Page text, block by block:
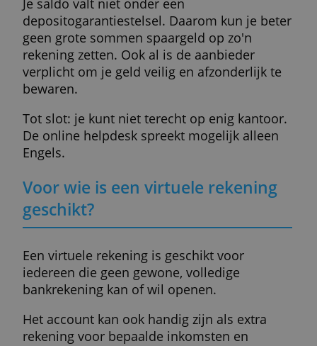
krediethistorie gekeken.
Sommige aanbieders hebben lage kosten
voor het omrekenen naar een andere
Dat maakt zo'n rekening interessant voor
eurozone.
Wat zijn de nadelen?
Een virtuele rekening kan slechts op één
naam worden gezet en dus niet met
bijvoorbeeld je partner worden gedeeld.
Meerdere rekeningen bij dezelfde
openen is ook niet toegestaan.
Je hebt ook geen directe toegang tot